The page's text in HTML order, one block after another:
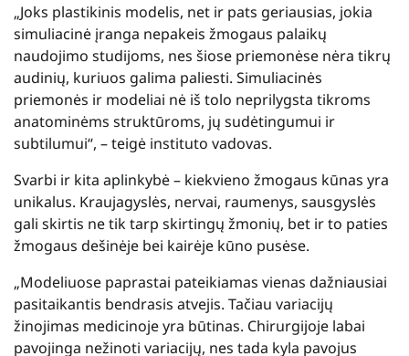
„Joks plastikinis modelis, net ir pats geriausias, jokia
simuliacinė įranga nepakeis žmogaus palaikų
naudojimo studijoms, nes šiose priemonėse nėra tikrų
audinių, kuriuos galima paliesti. Simuliacinės
priemonės ir modeliai nė iš tolo neprilygsta tikroms
anatominėms struktūroms, jų sudėtingumui ir
subtilumui“, – teigė instituto vadovas.
Svarbi ir kita aplinkybė – kiekvieno žmogaus kūnas yra
unikalus. Kraujagyslės, nervai, raumenys, sausgyslės
gali skirtis ne tik tarp skirtingų žmonių, bet ir to paties
žmogaus dešinėje bei kairėje kūno pusėse.
„Modeliuose paprastai pateikiamas vienas dažniausiai
pasitaikantis bendrasis atvejis. Tačiau variacijų
žinojimas medicinoje yra būtinas. Chirurgijoje labai
pavojinga nežinoti variacijų, nes tada kyla pavojus